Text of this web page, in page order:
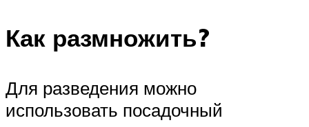
Как размножить?
Для разведения можно
использовать посадочный